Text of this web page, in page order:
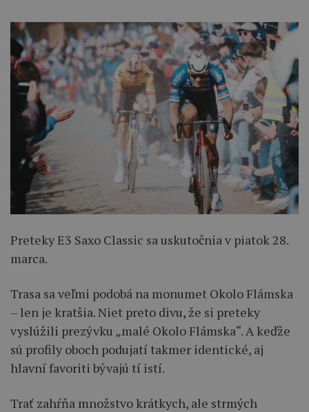
Preteky E3 Saxo Classic sa uskutočnia v piatok 28.
marca.
Trasa sa veľmi podobá na monumet Okolo Flámska
– len je kratšia. Niet preto divu, že si preteky
vyslúžili prezývku „malé Okolo Flámska“. A keďže
sú profily oboch podujatí takmer identické, aj
hlavní favoriti bývajú tí istí.
Trať zahŕňa množstvo krátkych, ale strmých